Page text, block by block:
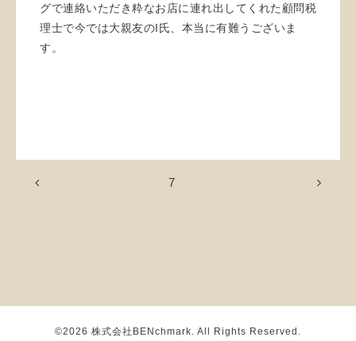
グで連絡いただき粋なお店に連れ出してくれた顧問税
理士で今では大親友のI氏、本当に有難うございま
す。
7
©2026 株式会社BENchmark. All Rights Reserved.